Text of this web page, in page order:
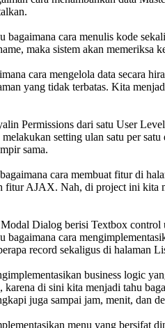
cara menulis kode
maka sistem akan memeriksa
cara mengelola data secara
yang tidak terbatas. Kita
Permissions dari satu User
setting ulan satu per
sama.
cara membuat fitur di
fitur AJAX. Nah, di project ini kita
Dialog berisi Textbox
cara
record sekaligus di halaman
business logic
di sini kita menjadi tahu
juga sampai jam, menit, dan
menu yang bersifat